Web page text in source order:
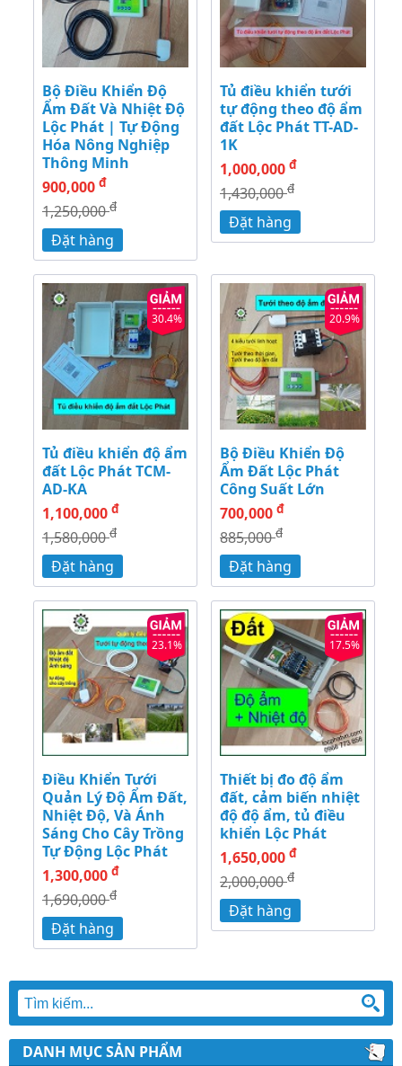
Bộ Điều Khiển Độ
Ẩm Đất Và Nhiệt Độ
Lộc Phát | Tự Động
Hóa Nông Nghiệp
Thông Minh
900,000 đ
1,250,000đ
Đặt hàng
Tủ điều khiển tưới
tự động theo độ ẩm
đất Lộc Phát TT-AD-
1K
1,000,000 đ
1,430,000đ
Đặt hàng
30.4%
Tủ điều khiển độ ẩm
đất Lộc Phát TCM-
AD-KA
1,100,000 đ
1,580,000đ
Đặt hàng
20.9%
Bộ Điều Khiển Độ
Ẩm Đất Lộc Phát
Công Suất Lớn
700,000 đ
885,000đ
Đặt hàng
23.1%
Điều Khiển Tưới
Quản Lý Độ Ẩm Đất,
Nhiệt Độ, Và Ánh
Sáng Cho Cây Trồng
Tự Động Lộc Phát
1,300,000 đ
1,690,000đ
Đặt hàng
17.5%
Thiết bị đo độ ẩm
đất, cảm biến nhiệt
độ độ ẩm, tủ điều
khiển Lộc Phát
1,650,000 đ
2,000,000đ
Đặt hàng
DANH MỤC SẢN PHẨM